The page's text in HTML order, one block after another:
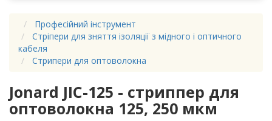
Професійний інструмент
Стріпери для зняття ізоляції з мідного і оптичного
кабеля
Стрипери для оптоволокна
Jonard JIC-125 - стриппер для
оптоволокна 125, 250 мкм